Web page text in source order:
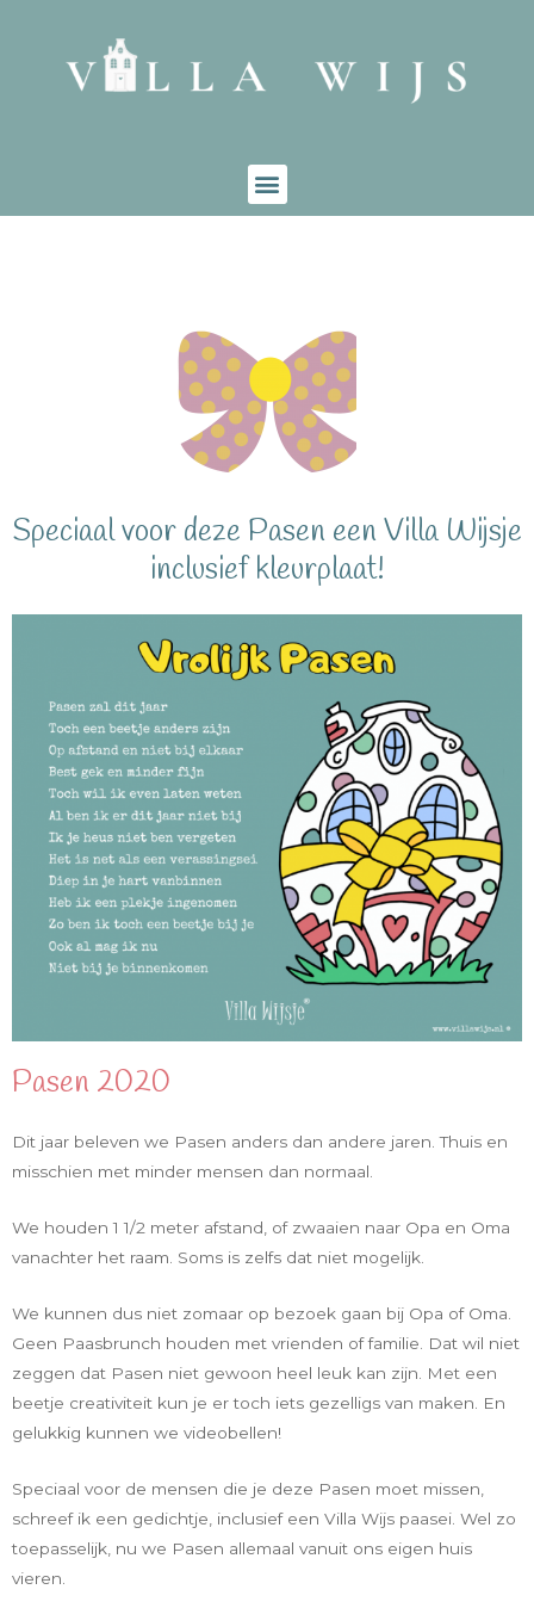
Speciaal voor deze Pasen een Villa Wijsje
inclusief kleurplaat!
Pasen 2020
Dit jaar beleven we Pasen anders dan andere jaren. Thuis en
misschien met minder mensen dan normaal.
We houden 1 1/2 meter afstand, of zwaaien naar Opa en Oma
vanachter het raam. Soms is zelfs dat niet mogelijk.
We kunnen dus niet zomaar op bezoek gaan bij Opa of Oma.
Geen Paasbrunch houden met vrienden of familie. Dat wil niet
zeggen dat Pasen niet gewoon heel leuk kan zijn. Met een
beetje creativiteit kun je er toch iets gezelligs van maken. En
gelukkig kunnen we videobellen!
Speciaal voor de mensen die je deze Pasen moet missen,
schreef ik een gedichtje, inclusief een Villa Wijs paasei. Wel zo
toepasselijk, nu we Pasen allemaal vanuit ons eigen huis
vieren.